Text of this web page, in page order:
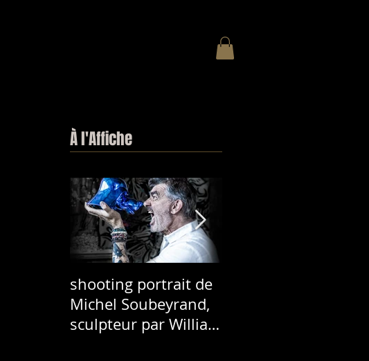
À l'Affiche
shooting portrait de
Michel Soubeyrand,
sculpteur par William